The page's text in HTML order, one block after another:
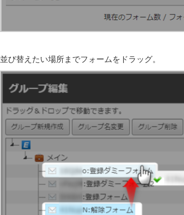
並び替えたい場所までフォームをドラッグ。